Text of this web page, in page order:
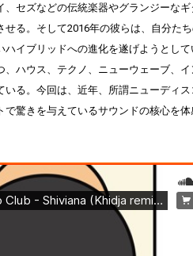
セズなどの伝統楽器やグランジーな
る。そして2016年の彼らは、自分た
ハイブリッドへの進化を遂げようとし
ハウス、テクノ、ニューウェーブ、
る。今回は、近年、所謂ニューディ
で驚きを与えているサウンドの核心を